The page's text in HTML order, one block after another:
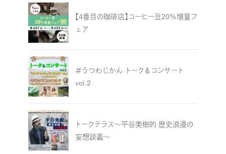
【4番目の珈琲店】コーヒー豆20%増量フ
ェア
＃うつわじかん トーク＆コンサート
vol.2
トークテラス～平谷美樹的 歴史浪漫の
妄想談義～